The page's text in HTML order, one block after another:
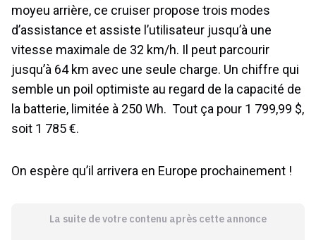
moyeu arrière, ce cruiser propose trois modes
d’assistance et assiste l’utilisateur jusqu’à une
vitesse maximale de 32 km/h. Il peut parcourir
jusqu’à 64 km avec une seule charge. Un chiffre qui
semble un poil optimiste au regard de la capacité de
la batterie, limitée à 250 Wh. Tout ça pour 1 799,99 $,
soit 1 785 €.
On espère qu’il arrivera en Europe prochainement !
La suite de votre contenu après cette annonce